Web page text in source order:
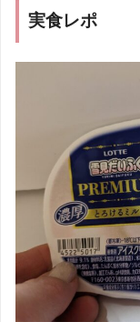
実食レポ